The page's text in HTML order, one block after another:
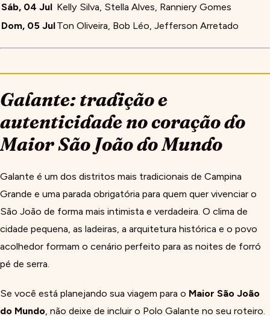
Sáb, 04 Jul Kelly Silva, Stella Alves, Ranniery Gomes
Dom, 05 JulTon Oliveira, Bob Léo, Jefferson Arretado
Galante: tradição e
autenticidade no coração do
Maior São João do Mundo
Galante é um dos distritos mais tradicionais de Campina
Grande e uma parada obrigatória para quem quer vivenciar o
São João de forma mais intimista e verdadeira. O clima de
cidade pequena, as ladeiras, a arquitetura histórica e o povo
acolhedor formam o cenário perfeito para as noites de forró
pé de serra.
Se você está planejando sua viagem para o Maior São João
do Mundo, não deixe de incluir o Polo Galante no seu roteiro.